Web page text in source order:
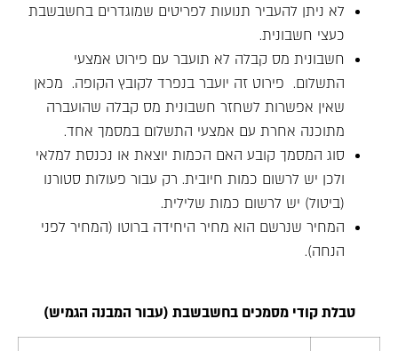
לא ניתן להעביר תנועות לפריטים שמוגדרים בחשבשבת
כעצי חשבונית.
חשבונית מס קבלה לא תועבר עם פירוט אמצעי
התשלום. פירוט זה יועבר בנפרד לקובץ הקופה. מכאן
שאין אפשרות לשחזר חשבונית מס קבלה שהועברה
מתוכנה אחרת עם אמצעי התשלום במסמך אחד.
סוג המסמך קובע האם הכמות יוצאת או נכנסת למלאי
ולכן יש לרשום כמות חיובית. רק עבור פעולות סטורנו
(ביטול) יש לרשום כמות שלילית.
המחיר שנרשם הוא מחיר היחידה ברוטו (המחיר לפני
הנחה).
טבלת קודי מסמכים בחשבשבת (עבור המבנה הגמיש)